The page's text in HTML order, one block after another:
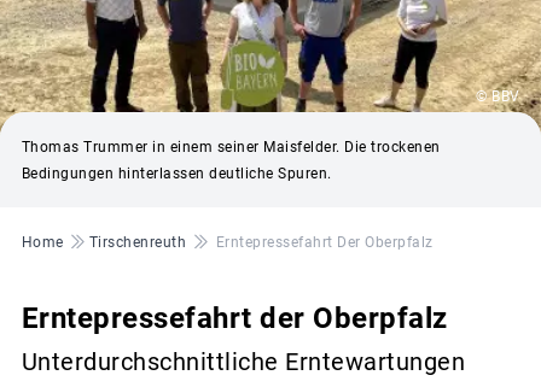
© BBV
Thomas Trummer in einem seiner Maisfelder. Die trockenen
Bedingungen hinterlassen deutliche Spuren.
Pfadnavigation
Home Tirschenreuth Erntepressefahrt Der Oberpfalz
Erntepressefahrt der Oberpfalz
Unterdurchschnittliche Erntewartungen